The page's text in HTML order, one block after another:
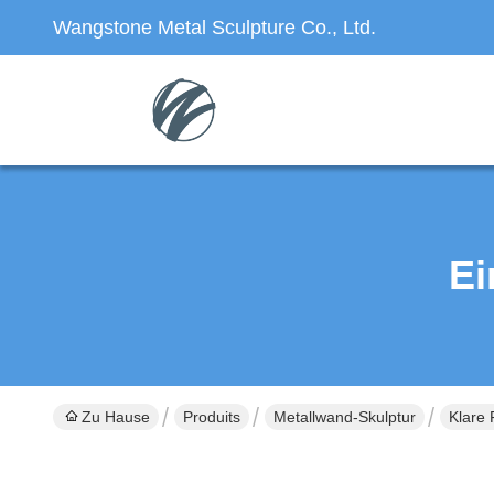
Wangstone Metal Sculpture Co., Ltd.
Zu Hause Produits Metallwand-Skulptur Klare